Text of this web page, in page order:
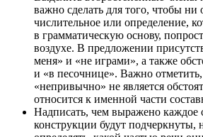
важно сделать для того, чтобы ни
числительное или определение,
в грамматическую основу,
воздухе. В предложении
меня» и «не играми», а также
и «в песочнице». Важно
«непривычно» не является
относится к именной части
Надписать, чем выражено каждое
конструкции будут подчеркнуты,